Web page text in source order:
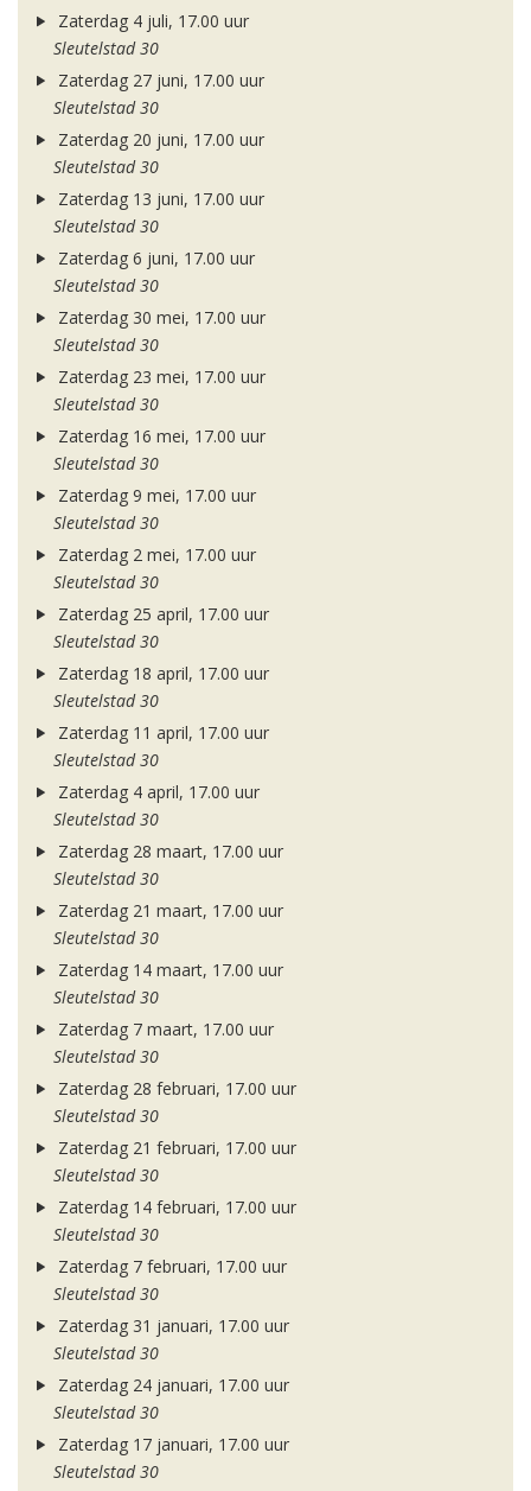
Zaterdag 4 juli, 17.00 uur
Sleutelstad 30
Zaterdag 27 juni, 17.00 uur
Sleutelstad 30
Zaterdag 20 juni, 17.00 uur
Sleutelstad 30
Zaterdag 13 juni, 17.00 uur
Sleutelstad 30
Zaterdag 6 juni, 17.00 uur
Sleutelstad 30
Zaterdag 30 mei, 17.00 uur
Sleutelstad 30
Zaterdag 23 mei, 17.00 uur
Sleutelstad 30
Zaterdag 16 mei, 17.00 uur
Sleutelstad 30
Zaterdag 9 mei, 17.00 uur
Sleutelstad 30
Zaterdag 2 mei, 17.00 uur
Sleutelstad 30
Zaterdag 25 april, 17.00 uur
Sleutelstad 30
Zaterdag 18 april, 17.00 uur
Sleutelstad 30
Zaterdag 11 april, 17.00 uur
Sleutelstad 30
Zaterdag 4 april, 17.00 uur
Sleutelstad 30
Zaterdag 28 maart, 17.00 uur
Sleutelstad 30
Zaterdag 21 maart, 17.00 uur
Sleutelstad 30
Zaterdag 14 maart, 17.00 uur
Sleutelstad 30
Zaterdag 7 maart, 17.00 uur
Sleutelstad 30
Zaterdag 28 februari, 17.00 uur
Sleutelstad 30
Zaterdag 21 februari, 17.00 uur
Sleutelstad 30
Zaterdag 14 februari, 17.00 uur
Sleutelstad 30
Zaterdag 7 februari, 17.00 uur
Sleutelstad 30
Zaterdag 31 januari, 17.00 uur
Sleutelstad 30
Zaterdag 24 januari, 17.00 uur
Sleutelstad 30
Zaterdag 17 januari, 17.00 uur
Sleutelstad 30